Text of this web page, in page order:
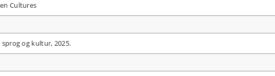
Cultures
og kultur, 2025.